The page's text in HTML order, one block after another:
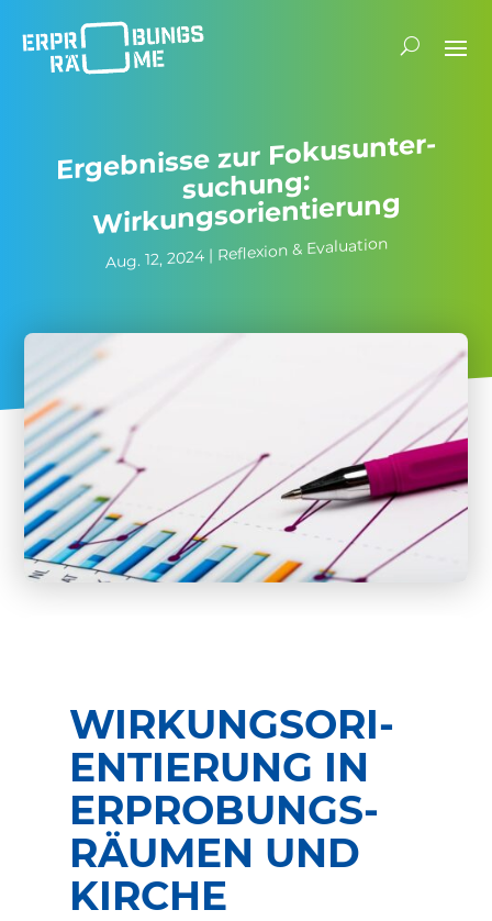
E
rgeb­nisse zur Fokus­un­ter­
su­chung:
Wirkungsorientierung
Aug. 12, 2024| Reflexion & Evaluation
WIRKUNGS­ORI­
EN­TIE­RUNG IN
ERPRO­BUNGS­
RÄUMEN UND
KIRCHE